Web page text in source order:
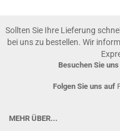
Sollten Sie Ihre Lieferung
bei uns zu bestellen. Wir
Besuchen Sie
Folgen Sie uns auf
MEHR ÜBER...